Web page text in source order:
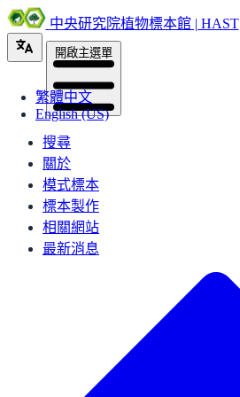
中央研究院植物標本館 | HAST
繁體中文
English (US)
開啟主選單
搜尋
關於
模式標本
標本製作
相關網站
最新消息